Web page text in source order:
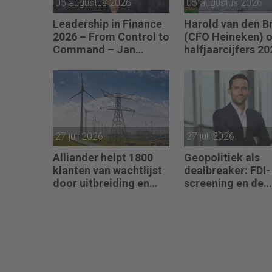
05 augustus 2026
Leadership in Finance
2026 – From Control to
Command – Jan
van The Protein
Brewery): “Je moet
vaak met relatief
weinig data toch
knopen doorhakken.”
05 augustus 2026
Harold van den
(CFO Heineken)
halfjaarcijfers
de vooruitgang is
zichtbaar.”
27 juli 2026
Alliander helpt 1800
klanten van wachtlijst
door uitbreiding en
27 juli 2026
Geopolitiek als
dealbreaker: FDI-
screening en de